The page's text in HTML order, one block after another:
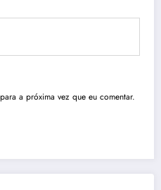
a próxima vez que eu comentar.